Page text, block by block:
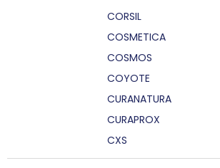
CORSIL
COSMETICA
COSMOS
COYOTE
CURANATURA
CURAPROX
CXS